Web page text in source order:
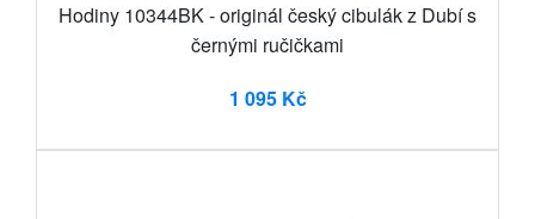
Hodiny 10344BK - originál český cibulák z Dubí s
černými ručičkami
1 095 Kč